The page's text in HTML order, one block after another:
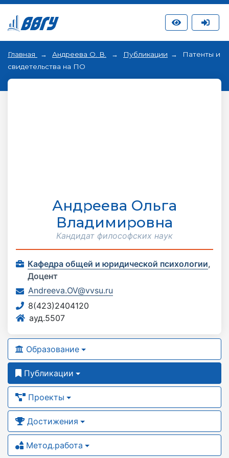
Главная Андреева О. В. Публикации
Патенты и
свидетельства на ПО
Андреева Ольга
Владимировна
Кандидат философских наук
Кафедра общей и юридической психологии,
Доцент
Andreeva.OV@vvsu.ru
8(423)2404120
ауд.5507
Образование
Публикации
Проекты
Достижения
Метод.работа